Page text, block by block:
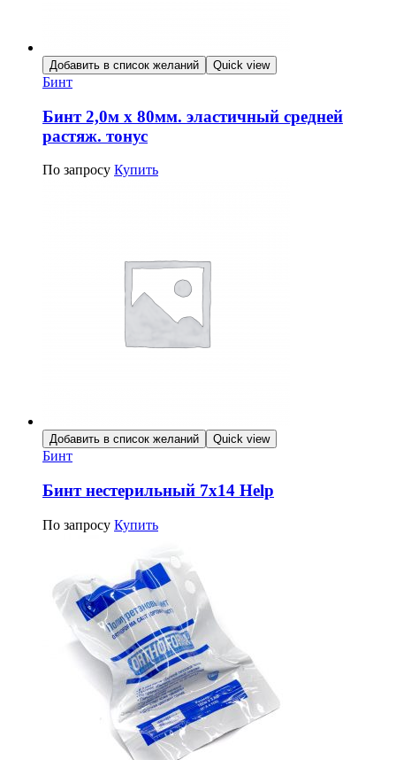
Добавить в список желаний Quick view
Бинт
Бинт 2,0м х 80мм. эластичный средней
растяж. тонус
По запросу Купить
Добавить в список желаний Quick view
Бинт
Бинт нестерильный 7х14 Help
По запросу Купить